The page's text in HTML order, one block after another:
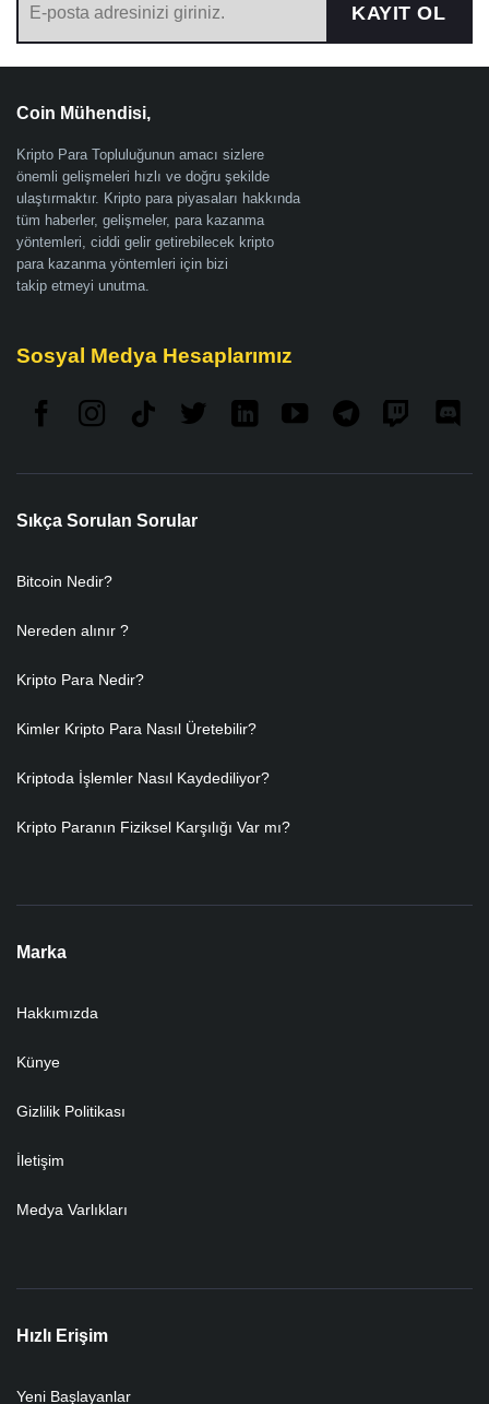
KAYIT OL
Coin Mühendisi,
Kripto Para Topluluğunun amacı sizlere
önemli gelişmeleri hızlı ve doğru şekilde
ulaştırmaktır. Kripto para piyasaları hakkında
tüm haberler, gelişmeler, para kazanma
yöntemleri, ciddi gelir getirebilecek kripto
para kazanma yöntemleri için bizi
takip etmeyi unutma.
Sosyal Medya Hesaplarımız
Sıkça Sorulan Sorular
Bitcoin Nedir?
Nereden alınır ?
Kripto Para Nedir?
Kimler Kripto Para Nasıl Üretebilir?
Kriptoda İşlemler Nasıl Kaydediliyor?
Kripto Paranın Fiziksel Karşılığı Var mı?
Marka
Hakkımızda
Künye
Gizlilik Politikası
İletişim
Medya Varlıkları
Hızlı Erişim
Yeni Başlayanlar